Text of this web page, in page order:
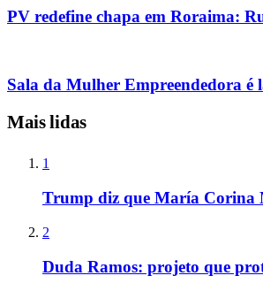
PV redefine chapa em Roraima:
Sala da Mulher Empreendedora
Mais lidas
1
Trump diz que María Corina
2
Duda Ramos: projeto que